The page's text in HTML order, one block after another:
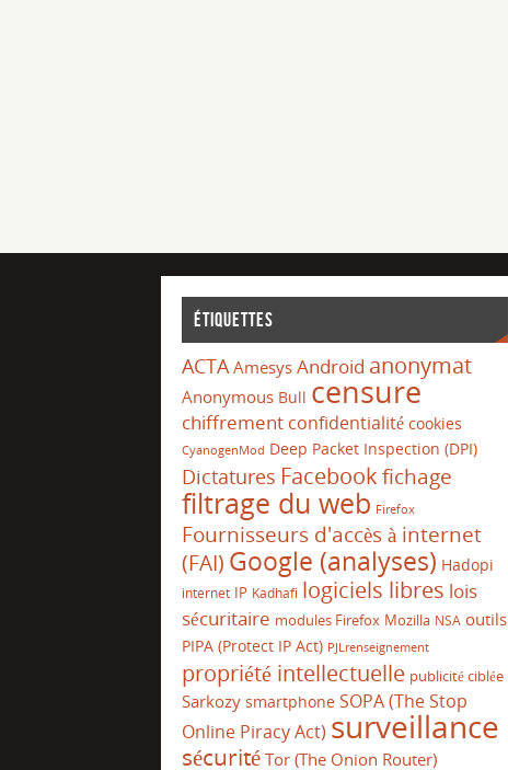
Étiquettes
ACTA Amesys Android anonymat
Anonymous Bull censure
chiffrement confidentialité cookies
CyanogenMod Deep Packet Inspection (DPI)
Dictatures Facebookfichage
filtrage du web Firefox
Fournisseurs d'accès à internet
(FAI) Google (analyses) Hadopi
internet IP Kadhafi logiciels libres lois
sécuritaire modules Firefox Mozilla NSA outils
PIPA (Protect IP Act) PJLrenseignement
propriété intellectuelle publicité ciblée
Sarkozy smartphone SOPA (The Stop
Online Piracy Act) surveillance
sécurité Tor (The Onion Router)